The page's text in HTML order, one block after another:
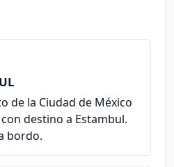
de la Ciudad de México
destino a Estambul.
bordo.